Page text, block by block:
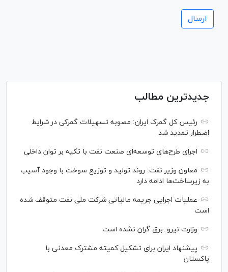
جدیدترین مطالب
رئیس کل گمرک ایران: مصوبه تسهیلات گمرکی در شرایط
اضطرار تمدید شد
اجرای طرح‌های توسعه‌ای صنعت نفت با تکیه بر توان داخلی
معاون وزیر نفت: روند تولید و توزیع سوخت با وجود آسیب
به زیرساخت‌ها ادامه دارد
عملیات اجرایی جریمه مالیاتی شرکت ملی نفت متوقف شده
است
وزارت نیرو: برق گران نشده است
پیشنهاد ایران برای تشکیل کمیته مشترک معدنی با
پاکستان